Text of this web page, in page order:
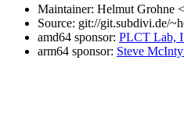
Maintainer: Helmut Grohne
Source: git://git.subdivi.de/
amd64 sponsor: PLCT Lab,
arm64 sponsor: Steve